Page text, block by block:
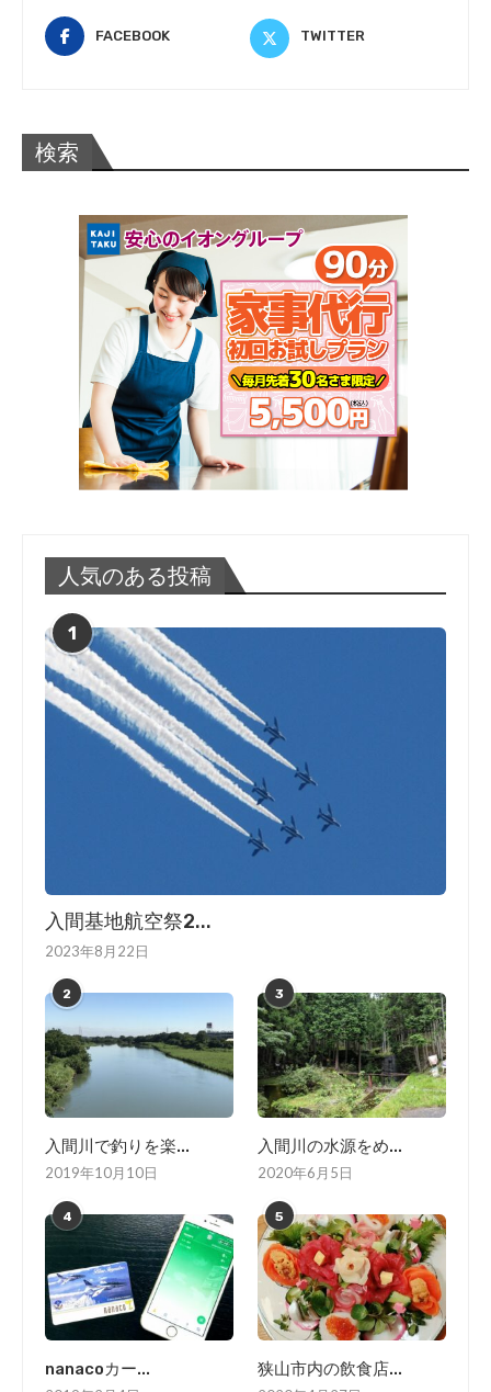
FACEBOOK TWITTER
検索
人気のある投稿
1
入間基地航空祭2...
2023年8月22日
2
入間川で釣りを楽...
2019年10月10日
3
入間川の水源をめ...
2020年6月5日
4
nanacoカー...
5
狭山市内の飲食店...